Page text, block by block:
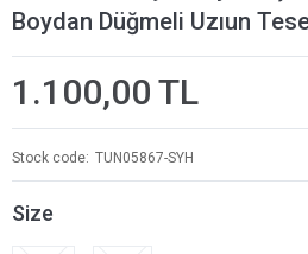
Boydan Düğmeli Uzıun
1.100,00 TL
Stock code TUN05867-SYH
Size